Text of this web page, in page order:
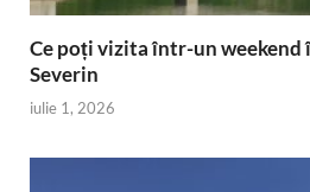
Ce poți vizita într-un weekend
Severin
iulie 1, 2026